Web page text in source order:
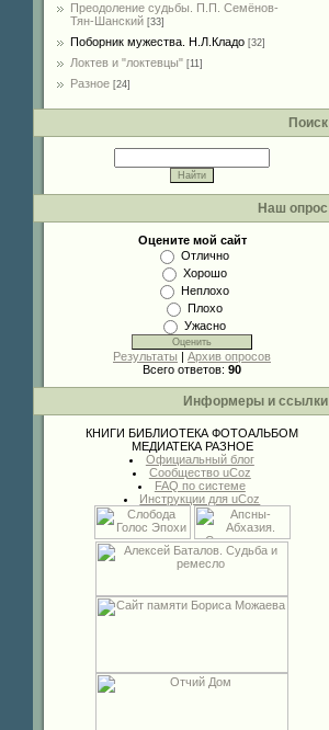
Преодоление судьбы. П.П. Семёнов-
Тян-Шанский [33]
Поборник мужества. Н.Л.Кладо [32]
Локтев и "локтевцы" [11]
Разное [24]
Поиск
Наш опрос
Оцените мой сайт
Отлично
Хорошо
Неплохо
Плохо
Ужасно
Результаты | Архив опросов
Всего ответов: 90
Информеры и ссылки
КНИГИ БИБЛИОТЕКА ФОТОАЛЬБОМ
МЕДИАТЕКА РАЗНОЕ
Официальный блог
Сообщество uCoz
FAQ по системе
Инструкции для uCoz